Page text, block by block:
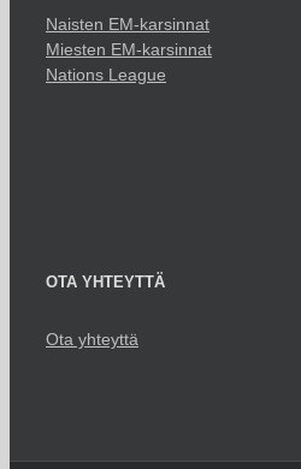
Naisten EM-karsinnat
Miesten EM-karsinnat
Nations League
OTA YHTEYTTÄ
Ota yhteyttä